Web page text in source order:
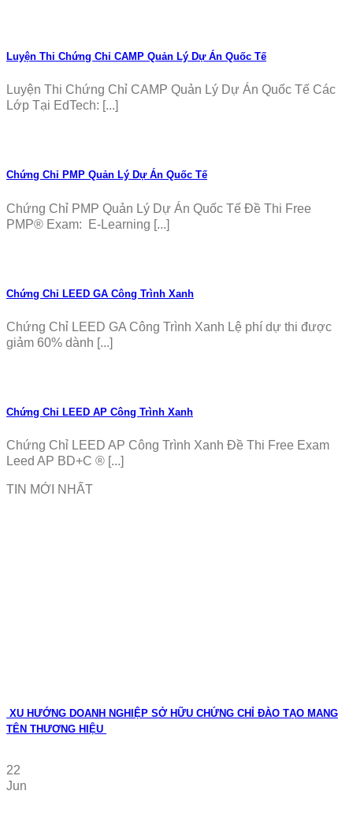
Luyện Thi Chứng Chỉ CAMP Quản Lý Dự Án Quốc Tế
Luyện Thi Chứng Chỉ CAMP Quản Lý Dự Án Quốc Tế Các
Lớp Tại EdTech: [...]
Chứng Chỉ PMP Quản Lý Dự Án Quốc Tế
Chứng Chỉ PMP Quản Lý Dự Án Quốc Tế Đề Thi Free
PMP® Exam: E-Learning [...]
Chứng Chỉ LEED GA Công Trình Xanh
Chứng Chỉ LEED GA Công Trình Xanh Lệ phí dự thi được
giảm 60% dành [...]
Chứng Chỉ LEED AP Công Trình Xanh
Chứng Chỉ LEED AP Công Trình Xanh Đề Thi Free Exam
Leed AP BD+C ® [...]
TIN MỚI NHẤT
XU HƯỚNG DOANH NGHIỆP SỞ HỮU CHỨNG CHỈ ĐÀO TẠO MANG
TÊN THƯƠNG HIỆU
22
Jun